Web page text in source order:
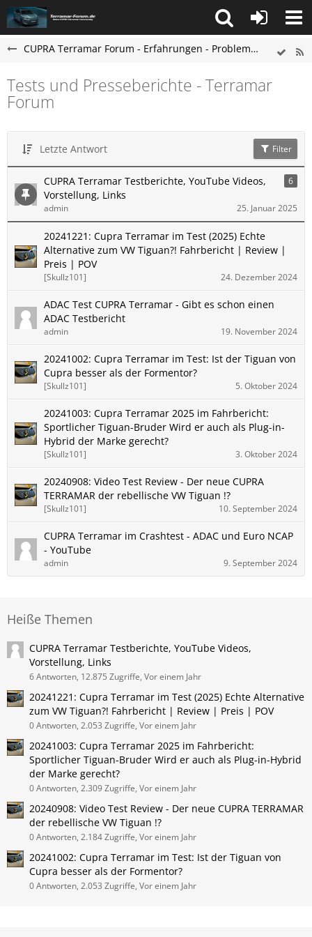
CUPRA Terramar Forum - Erfahrungen - Probleme - Hilfe
Tests und Presseberichte - Terramar
Forum
Letzte Antwort Filter
CUPRA Terramar Testberichte, YouTube Videos,
Vorstellung, Links
6
admin 25. Januar 2025
20241221: Cupra Terramar im Test (2025) Echte
Alternative zum VW Tiguan?! Fahrbericht | Review |
Preis | POV
[Skullz101] 24. Dezember 2024
ADAC Test CUPRA Terramar - Gibt es schon einen
ADAC Testbericht
admin 19. November 2024
20241002: Cupra Terramar im Test: Ist der Tiguan von
Cupra besser als der Formentor?
[Skullz101] 5. Oktober 2024
20241003: Cupra Terramar 2025 im Fahrbericht:
Sportlicher Tiguan-Bruder Wird er auch als Plug-in-
Hybrid der Marke gerecht?
[Skullz101] 3. Oktober 2024
20240908: Video Test Review - Der neue CUPRA
TERRAMAR der rebellische VW Tiguan !?
[Skullz101] 10. September 2024
CUPRA Terramar im Crashtest - ADAC und Euro NCAP
- YouTube
admin 9. September 2024
Heiße Themen
CUPRA Terramar Testberichte, YouTube Videos,
Vorstellung, Links
6 Antworten, 12.875 Zugriffe, Vor einem Jahr
20241221: Cupra Terramar im Test (2025) Echte Alternative
zum VW Tiguan?! Fahrbericht | Review | Preis | POV
0 Antworten, 2.053 Zugriffe, Vor einem Jahr
20241003: Cupra Terramar 2025 im Fahrbericht:
Sportlicher Tiguan-Bruder Wird er auch als Plug-in-Hybrid
der Marke gerecht?
0 Antworten, 2.309 Zugriffe, Vor einem Jahr
20240908: Video Test Review - Der neue CUPRA TERRAMAR
der rebellische VW Tiguan !?
0 Antworten, 2.184 Zugriffe, Vor einem Jahr
20241002: Cupra Terramar im Test: Ist der Tiguan von
Cupra besser als der Formentor?
0 Antworten, 2.053 Zugriffe, Vor einem Jahr